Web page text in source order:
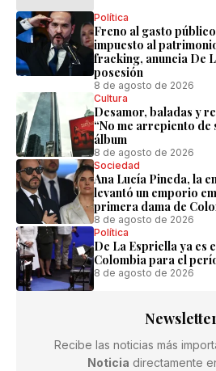
Política
Freno al gasto
impuesto al
fracking, anuncia De
posesión
8 de agosto de 2026
Cultura
Desamor, baladas y
“No me arrepiento de
álbum
8 de agosto de 2026
Sociedad
Ana Lucía Pineda, la
levantó un emporio
primera dama de
8 de agosto de 2026
Política
De La Espriella ya es
Colombia para el
8 de agosto de 2026
Recibe las noticias más
Noticia directamente